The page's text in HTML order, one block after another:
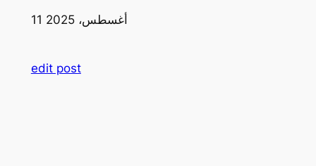
11 أغسطس، 2025
edit post